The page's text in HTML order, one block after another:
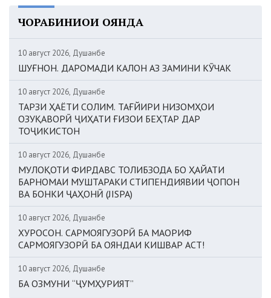
ЧОРАБИНИҲОИ ОЯНДА
10 август 2026, Душанбе
ШУҒНОН. ДАРОМАДИ КАЛОН АЗ ЗАМИНИ КӮЧАК
10 август 2026, Душанбе
ТАРЗИ ҲАЁТИ СОЛИМ. ТАҒЙИРИ НИЗОМҲОИ
ОЗУҚАВОРӢ ҶИҲАТИ ҒИЗОИ БЕҲТАР ДАР
ТОҶИКИСТОН
10 август 2026, Душанбе
МУЛОҚОТИ ФИРДАВС ТОЛИБЗОДА БО ҲАЙАТИ
БАРНОМАИ МУШТАРАКИ СТИПЕНДИЯВИИ ҶОПОН
ВА БОНКИ ҶАҲОНӢ (JISPA)
10 август 2026, Душанбе
ХУРОСОН. САРМОЯГУЗОРӢ БА МАОРИФ
САРМОЯГУЗОРӢ БА ОЯНДАИ КИШВАР АСТ!
10 август 2026, Душанбе
БА ОЗМУНИ “ҶУМҲУРИЯТ”